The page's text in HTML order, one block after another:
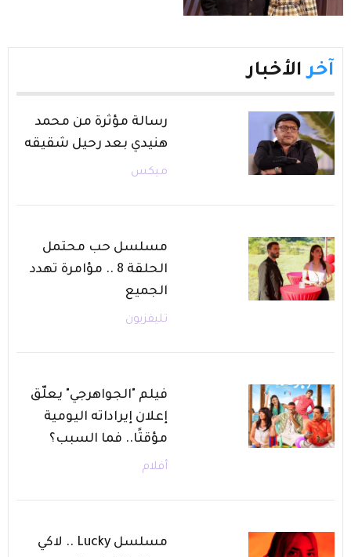
آخر الأخبار
رسالة مؤثرة من محمد
هنيدي بعد رحيل شقيقه
ميكس
مسلسل حب محتمل
الحلقة 8 .. مؤامرة تهدد
الجميع
تليفزيون
فيلم "الجواهرجي" يعلّق
إعلان إيراداته اليومية
مؤقتًا.. فما السبب؟
أفلام
مسلسل Lucky .. لاكي